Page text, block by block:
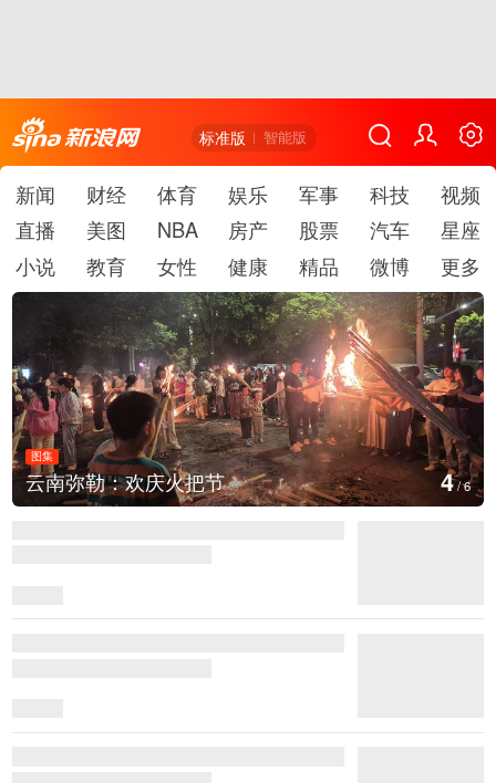
标准版 智能版
新闻 财经 体育 娱乐 军事 科技
视频
直播
美图 NBA 房产 股票 汽车
星座
小说
教育 女性 健康 精品 微博 更多
图集
江西铅山：千灯点亮葛仙村 5/6